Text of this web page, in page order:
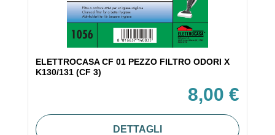
ELETTROCASA CF 01 PEZZO FILTRO ODORI X
K130/131 (CF 3)
8,00 €
DETTAGLI